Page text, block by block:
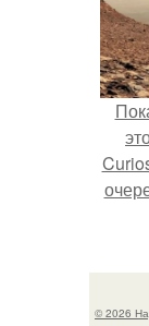
© 2026